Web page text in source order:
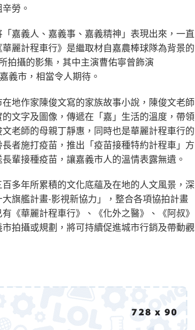
勞。
嘉義人、嘉義事、嘉義精神」表現出來，一直
麗計程車行》是繼取材自嘉農棒球隊為背景的
拍攝的影集，其中主演曹佑寧曾飾演
義市，相當令人期待。
地作家陳俊文寫的家族故事小說，陳俊文老師
文字及圖像，傳遞在「嘉」生活的溫度，帶領
老師的母親丁靜惠，同時也是華麗計程車行的
者施打疫苗，推出「疫苗接種特約計程車」方
輩接種疫苗，讓嘉義市人的溫情表露無遺。
多年所累積的文化底蘊及在地的人文風景，深
旗艦計畫-影視新協力」，整合各項協拍計畫
《華麗計程車行》、《化外之醫》、《阿叔》
拍攝或規劃，將可持續促進城市行銷及帶動觀